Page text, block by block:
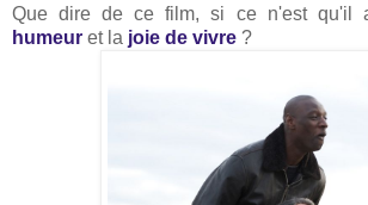
Que dire de ce film, si ce n'est qu'il
humeur et la joie de vivre ?